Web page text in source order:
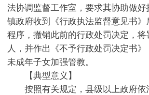
法协调监督工作室，要求其协助做好
镇政府收到《行政执法监督意见书
程序，撤销此前的行政处罚决定，
人，并作出《不予行政处罚决定书
未成年子女加强管教。
【典型意义】
按照有关规定，县级以上政府依